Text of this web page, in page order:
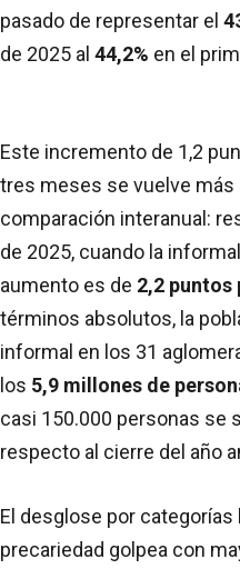
pasado de representar el
de 2025 al 44,2% en el
Este incremento de 1,2
tres meses se vuelve más
comparación interanual:
de 2025, cuando la
aumento es de 2,2
términos absolutos, la
informal en los 31
los 5,9 millones de
casi 150.000 personas se
respecto al cierre del año
El desglose por
precariedad golpea con